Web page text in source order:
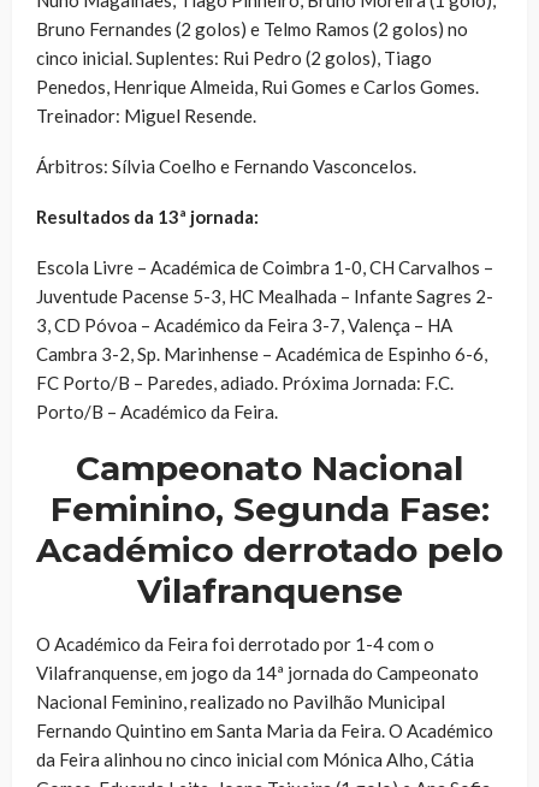
Bruno Fernandes (2 golos) e Telmo Ramos (2 golos) no
cinco inicial. Suplentes: Rui Pedro (2 golos), Tiago
Penedos, Henrique Almeida, Rui Gomes e Carlos Gomes.
Treinador: Miguel Resende.
Árbitros: Sílvia Coelho e Fernando Vasconcelos.
Resultados da 13ª jornada:
Escola Livre – Académica de Coimbra 1-0, CH Carvalhos –
Juventude Pacense 5-3, HC Mealhada – Infante Sagres 2-
3, CD Póvoa – Académico da Feira 3-7, Valença – HA
Cambra 3-2, Sp. Marinhense – Académica de Espinho 6-6,
FC Porto/B – Paredes, adiado. Próxima Jornada: F.C.
Porto/B – Académico da Feira.
Campeonato Nacional
Feminino, Segunda Fase:
Académico derrotado pelo
Vilafranquense
O Académico da Feira foi derrotado por 1-4 com o
Vilafranquense, em jogo da 14ª jornada do Campeonato
Nacional Feminino, realizado no Pavilhão Municipal
Fernando Quintino em Santa Maria da Feira. O Académico
da Feira alinhou no cinco inicial com Mónica Alho, Cátia